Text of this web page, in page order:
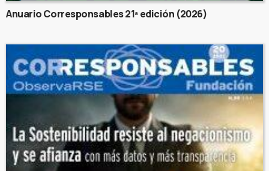
Anuario Corresponsables 21ª edición (2026)